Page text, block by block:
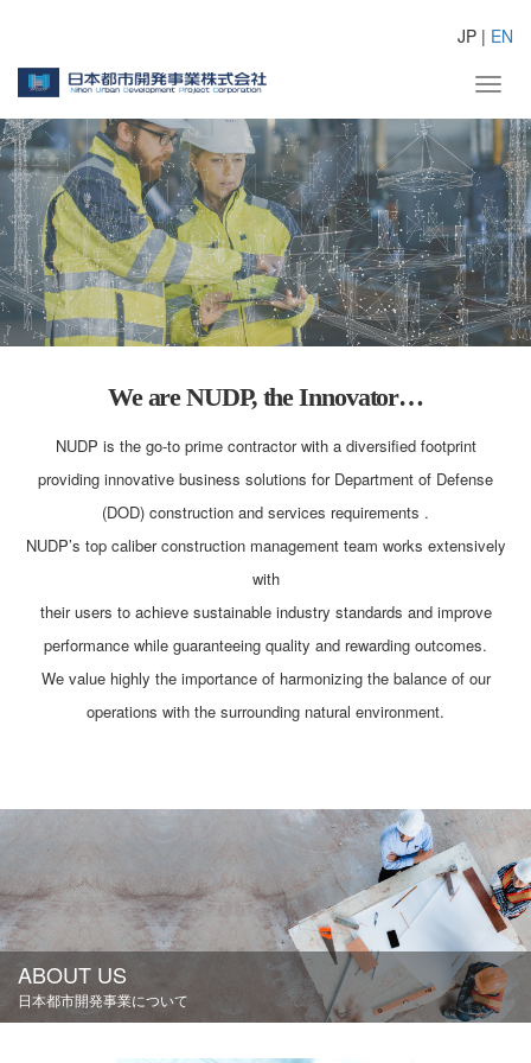
JP | EN
We are NUDP, the Innovator…
NUDP is the go-to prime contractor with a diversified footprint
providing innovative business solutions for Department of Defense
(DOD) construction and services requirements .
NUDP’s top caliber construction management team works extensively
with
their users to achieve sustainable industry standards and improve
performance while guaranteeing quality and rewarding outcomes.
We value highly the importance of harmonizing the balance of our
operations with the surrounding natural environment.
ABOUT US
日本都市開発事業について